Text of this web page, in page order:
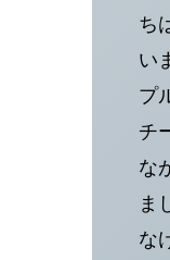
ち
い
プ
チ
な
ま
な